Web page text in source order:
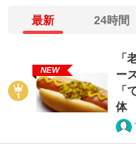
最新 24時間
NEW
「
ー
「
体